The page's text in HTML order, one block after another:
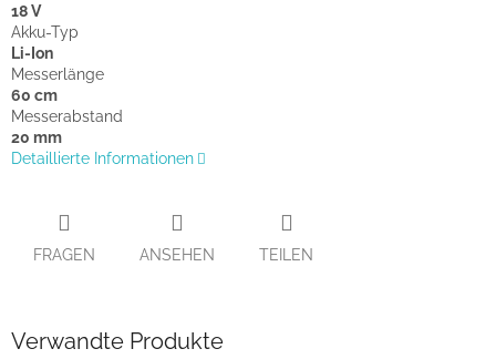
18 V
Akku-Typ
Li-Ion
Messerlänge
60 cm
Messerabstand
20 mm
Detaillierte Informationen
FRAGEN ANSEHEN TEILEN
Verwandte Produkte